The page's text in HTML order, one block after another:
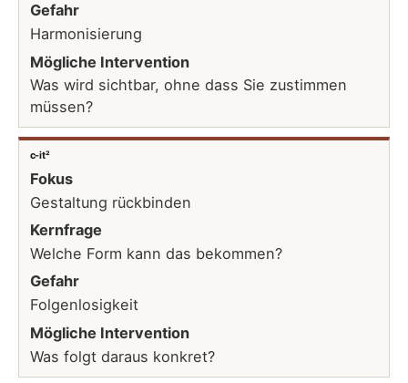
Gefahr
Harmonisierung
Mögliche Intervention
Was wird sichtbar, ohne dass Sie zustimmen
müssen?
c-it²
Fokus
Gestaltung rückbinden
Kernfrage
Welche Form kann das bekommen?
Gefahr
Folgenlosigkeit
Mögliche Intervention
Was folgt daraus konkret?